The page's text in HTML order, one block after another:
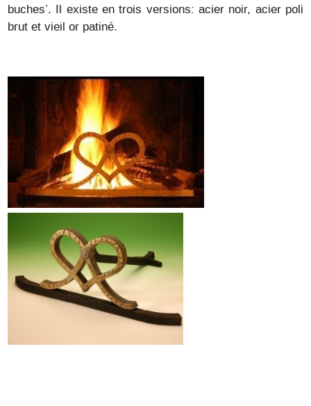
buches’. Il existe en trois versions: acier noir, acier poli
brut et vieil or patiné.